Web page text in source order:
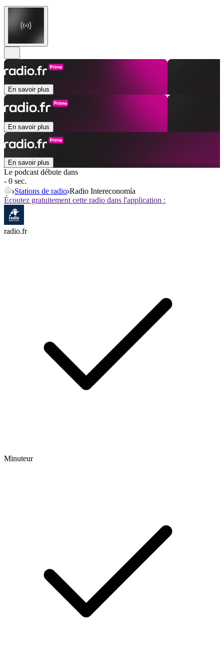
En savoir plus
En savoir plus
En savoir plus
Le podcast débute dans
- 0 sec.
Stations de radio Radio Intereconomía
Écoutez gratuitement cette radio dans l'application :
radio.fr
Minuteur